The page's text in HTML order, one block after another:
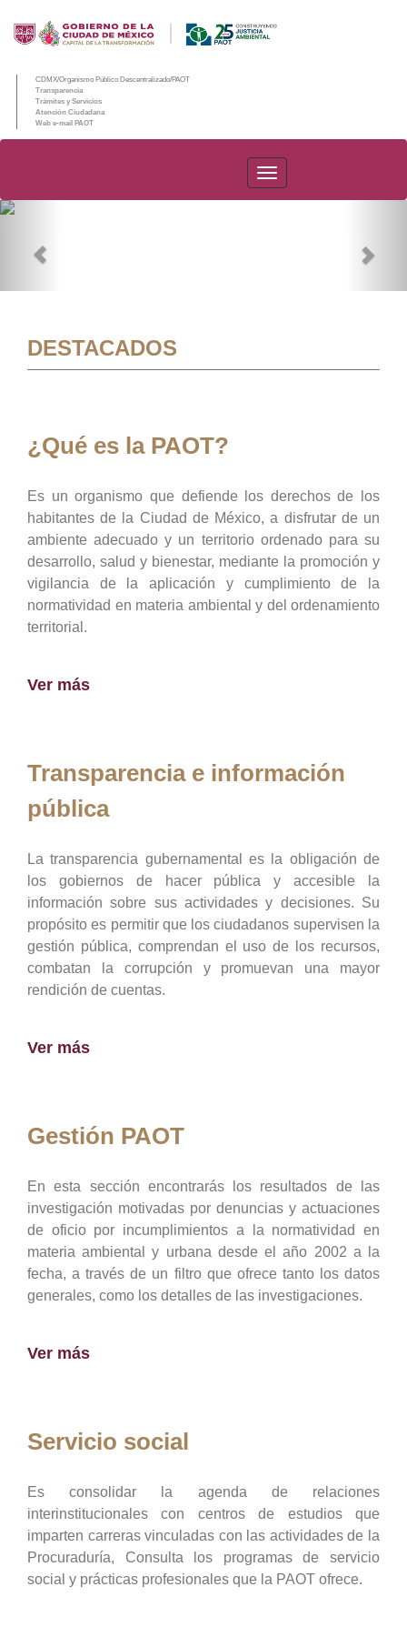
CDMX/Organismo Público Descentralizado/PAOT
Transparencia
Trámites y Servicios
Atención Ciudadana
Web e-mail PAOT
PAOT
DESTACADOS
¿Qué es la PAOT?
Es un organismo que defiende los derechos de los
habitantes de la Ciudad de México, a disfrutar de un
ambiente adecuado y un territorio ordenado para su
desarrollo, salud y bienestar, mediante la promoción y
vigilancia de la aplicación y cumplimiento de la
normatividad en materia ambiental y del ordenamiento
territorial.
Ver más
Transparencia e información
pública
La transparencia gubernamental es la obligación de
los gobiernos de hacer pública y accesible la
información sobre sus actividades y decisiones. Su
propósito es permitir que los ciudadanos supervisen la
gestión pública, comprendan el uso de los recursos,
combatan la corrupción y promuevan una mayor
rendición de cuentas.
Ver más
Gestión PAOT
En esta sección encontrarás los resultados de las
investigación motivadas por denuncias y actuaciones
de oficio por incumplimientos a la normatividad en
materia ambiental y urbana desde el año 2002 a la
fecha, a través de un filtro que ofrece tanto los datos
generales, como los detalles de las investigaciones.
Ver más
Servicio social
Es consolidar la agenda de relaciones
interinstitucionales con centros de estudios que
imparten carreras vinculadas con las actividades de la
Procuraduría, Consulta los programas de servicio
social y prácticas profesionales que la PAOT ofrece.